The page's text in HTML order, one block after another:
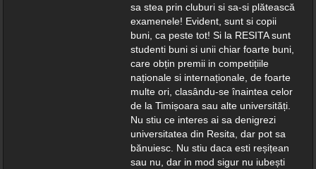
sa stea prin cluburi si sa-si plătească
examenele! Evident, sunt si copii
buni, ca peste tot! Si la RESITA sunt
studenti buni si unii chiar foarte buni,
care obțin premii in competițiile
naționale si internaționale, de foarte
multe ori, clasându-se înaintea celor
de la Timișoara sau alte universități.
Nu stiu ce interes ai sa denigrezi
universitatea din Resita, dar pot sa
bănuiesc. Nu stiu daca esti reșițean
sau nu, dar in mod sigur nu iubești